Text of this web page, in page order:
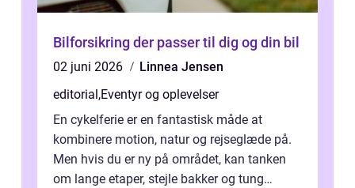
Bilforsikring der passer til dig og din bil
02 juni 2026
Linnea Jensen
editorial,Eventyr og oplevelser
En cykelferie er en fantastisk måde at
kombinere motion, natur og rejseglæde på.
Men hvis du er ny på området, kan tanken
om lange etaper, stejle bakker og tung